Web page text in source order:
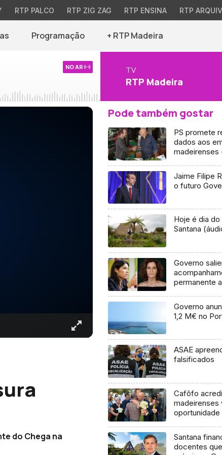
RTP PALCO RTP ZIG ZAG RTP ENSINA RTP
Programação + RTP Madeira
NO AR TV
RTP Madeira
do Chega na
Pode também gostar
PS promete
dados aos
madeirenses
Jaime Filipe
o futuro
Hoje é dia
Santana
Governo
permanente
Governo
1,2 M€ no
ASAE
falsificados
Cafôfo
madeirenses
oportunidade
Santana
docentes